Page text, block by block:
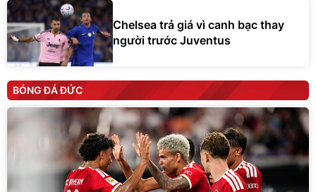
Chelsea trả giá vì canh bạc thay
người trước Juventus
BÓNG ĐÁ ĐỨC